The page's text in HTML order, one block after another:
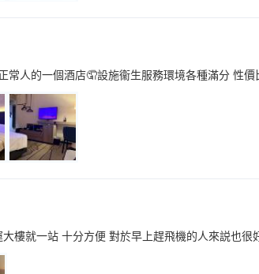
常人的一個酒店🤦設施衞生服務環境各種滿分 性
樓就一站 十分方便 對於早上趕飛機的人來説也很